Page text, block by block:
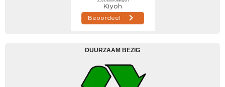
DUURZAAM BEZIG